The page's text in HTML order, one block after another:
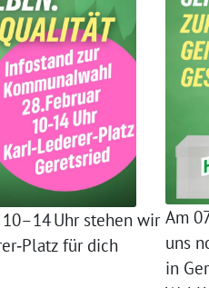
10–14 Uhr stehen wir
für dich
Am
uns
in